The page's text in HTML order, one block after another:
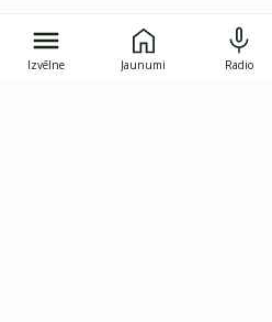
Izvēlne Jaunumi Radio